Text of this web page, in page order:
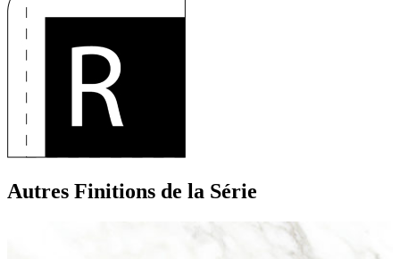
Autres Finitions de la Série